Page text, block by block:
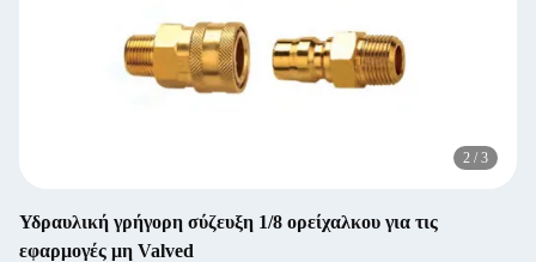
2 / 3
Υδραυλική γρήγορη σύζευξη 1/8 ορείχαλκου για τις
εφαρμογές μη Valved